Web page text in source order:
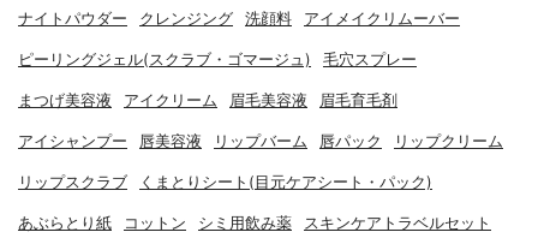
ナイトパウダー クレンジング 洗顔料 アイメイクリムーバー
ピーリングジェル(スクラブ・ゴマージュ) 毛穴スプレー
まつげ美容液 アイクリーム 眉毛美容液 眉毛育毛剤
アイシャンプー 唇美容液 リップバーム 唇パック リップクリーム
リップスクラブ くまとりシート(目元ケアシート・パック)
あぶらとり紙 コットン シミ用飲み薬 スキンケアトラベルセット